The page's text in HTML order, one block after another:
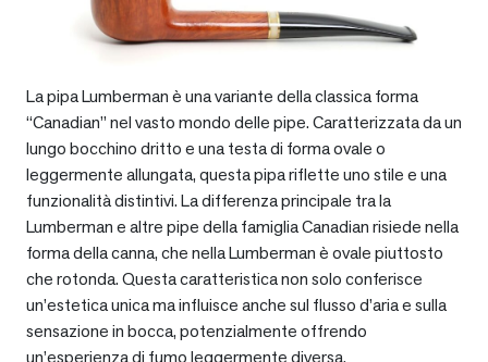
La pipa Lumberman è una variante della classica forma
“Canadian” nel vasto mondo delle pipe. Caratterizzata da un
lungo bocchino dritto e una testa di forma ovale o
leggermente allungata, questa pipa riflette uno stile e una
funzionalità distintivi. La differenza principale tra la
Lumberman e altre pipe della famiglia Canadian risiede nella
forma della canna, che nella Lumberman è ovale piuttosto
che rotonda. Questa caratteristica non solo conferisce
un’estetica unica ma influisce anche sul flusso d’aria e sulla
sensazione in bocca, potenzialmente offrendo
un’esperienza di fumo leggermente diversa.